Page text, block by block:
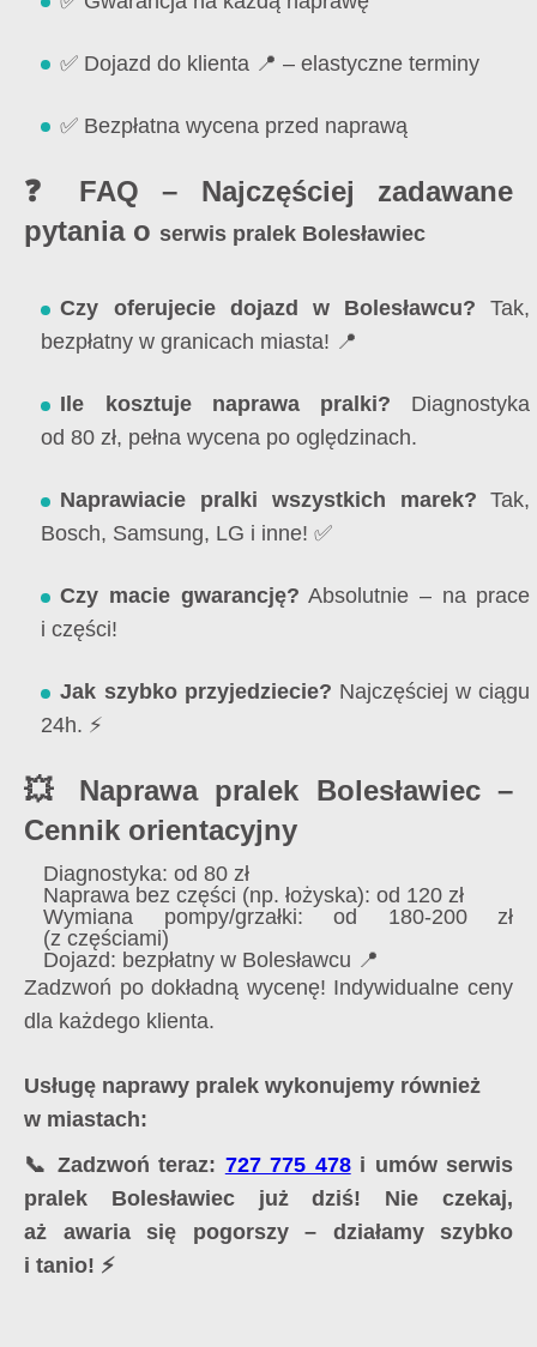
✅ Dojazd do klienta 📍 – elastyczne terminy
✅ Bezpłatna wycena przed naprawą
❓ FAQ – Najczęściej zadawane
pytania o serwis pralek Bolesławiec
Czy oferujecie dojazd w Bolesławcu? Tak,
bezpłatny w granicach miasta! 📍
Ile kosztuje naprawa pralki? Diagnostyka
od 80 zł, pełna wycena po oględzinach.
Naprawiacie pralki wszystkich marek? Tak,
Bosch, Samsung, LG i inne! ✅
Czy macie gwarancję? Absolutnie – na prace
i części!
Jak szybko przyjedziecie? Najczęściej w ciągu
24h. ⚡
💥 Naprawa pralek Bolesławiec –
Cennik orientacyjny
Diagnostyka: od 80 zł
Naprawa bez części (np. łożyska): od 120 zł
Wymiana pompy/grzałki: od 180-200 zł
(z częściami)
Dojazd: bezpłatny w Bolesławcu 📍
Zadzwoń po dokładną wycenę! Indywidualne ceny
dla każdego klienta.
Usługę naprawy pralek wykonujemy również
w miastach:
📞 Zadzwoń teraz: 727 775 478i umów serwis
pralek Bolesławiec już dziś! Nie czekaj,
aż awaria się pogorszy – działamy szybko
i tanio! ⚡